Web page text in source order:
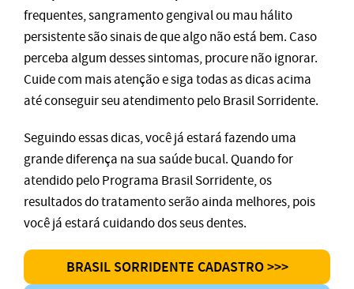
frequentes, sangramento gengival ou mau hálito
persistente são sinais de que algo não está bem. Caso
perceba algum desses sintomas, procure não ignorar.
Cuide com mais atenção e siga todas as dicas acima
até conseguir seu atendimento pelo Brasil Sorridente.
Seguindo essas dicas, você já estará fazendo uma
grande diferença na sua saúde bucal. Quando for
atendido pelo Programa Brasil Sorridente, os
resultados do tratamento serão ainda melhores, pois
você já estará cuidando dos seus dentes.
BRASIL SORRIDENTE CADASTRO >>>